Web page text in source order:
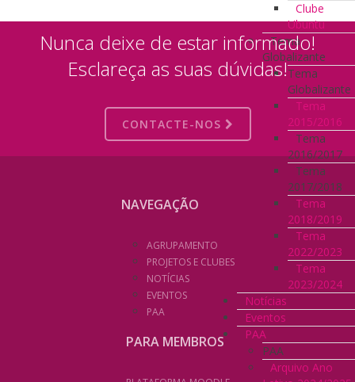
Clube
Ubuntu
Tema
Globalizante
Tema
Globalizante
Tema
2015/2016
Tema
2016/2017
Tema
2017/2018
Tema
2018/2019
Tema
2022/2023
Tema
2023/2024
Notícias
Eventos
PAA
PAA
Arquivo Ano
Nunca deixe de estar informado!
Esclareça as suas dúvidas!
CONTACTE-NOS
NAVEGAÇÃO
AGRUPAMENTO
PROJETOS E CLUBES
NOTÍCIAS
EVENTOS
PAA
PARA MEMBROS